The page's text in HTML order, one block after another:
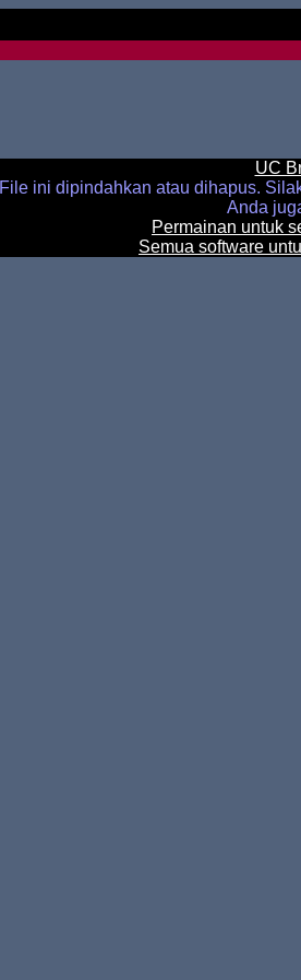
UC
File ini dipindahkan atau dihapus.
Anda
Permainan untuk
Semua software